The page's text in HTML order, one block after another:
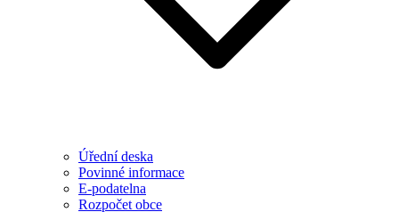
Úřední deska
Povinné informace
E-podatelna
Rozpočet obce